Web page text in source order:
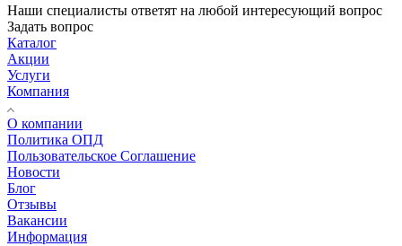
Наши специалисты ответят на любой интересующий вопрос
Задать вопрос
Каталог
Акции
Услуги
Компания
О компании
Политика ОПД
Пользовательское Соглашение
Новости
Блог
Отзывы
Вакансии
Информация